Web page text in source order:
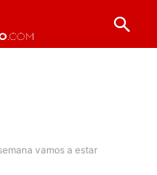
vamos a estar